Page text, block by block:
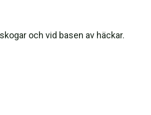
och vid basen av häckar.